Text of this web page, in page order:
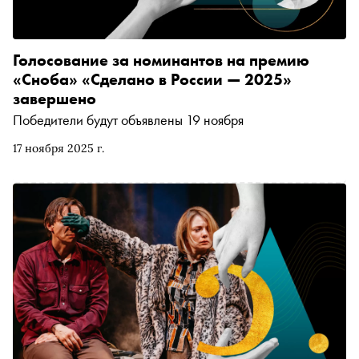
17 ноября 2025 г.
Голосование за номинантов на премию
«Сноба» «Сделано в России — 2025»
завершено
Победители будут объявлены 19 ноября